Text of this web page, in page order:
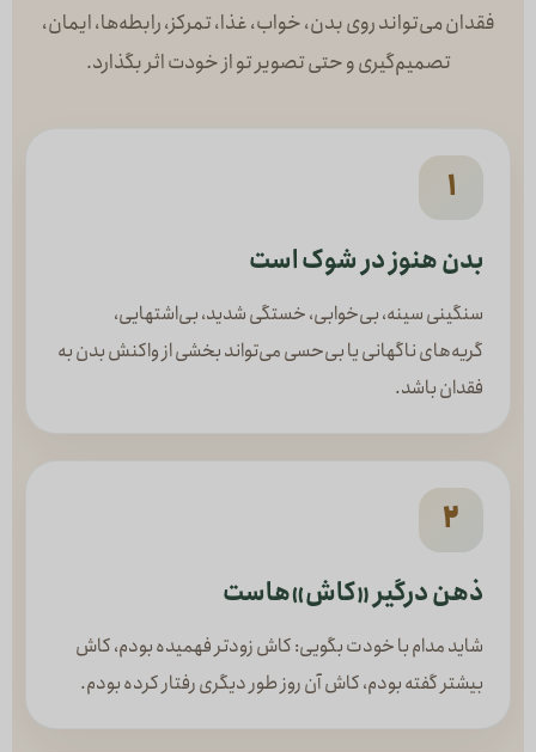
فقدان می‌تواند روی بدن، خواب، غذا، تمرکز، رابطه‌ها، ایمان،
تصمیم‌گیری و حتی تصویر تو از خودت اثر بگذارد.
۱
بدن هنوز در شوک است
سنگینی سینه، بی‌خوابی، خستگی شدید، بی‌اشتهایی،
گریه‌های ناگهانی یا بی‌حسی می‌تواند بخشی از واکنش بدن به
فقدان باشد.
۲
ذهن درگیر «کاش»هاست
شاید مدام با خودت بگویی: کاش زودتر فهمیده بودم، کاش
بیشتر گفته بودم، کاش آن روز طور دیگری رفتار کرده بودم.